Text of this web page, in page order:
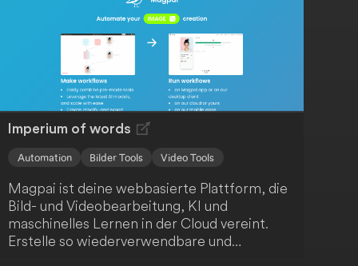
werden. Profitiere von einer effizienten und
ansprechenden Kommunikation.
Imperium of words
Automation Bilder Tools Video Tools
Magpai ist deine webbasierte Plattform, die
Bild- und Videobearbeitung, KI und
maschinelles Lernen in der Cloud vereint.
Erstelle so wiederverwendbare und